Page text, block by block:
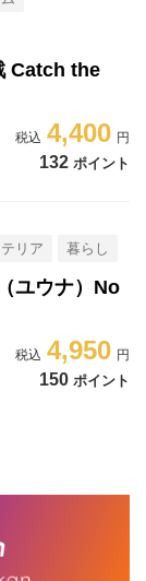
Catch the
4,400
132 ポイント
リア 暮らし
ユウナ）No
4,950
150 ポイント